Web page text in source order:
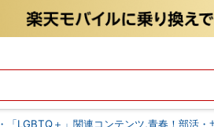
「LGBTQ＋」関連コンテンツ,青春！部活・